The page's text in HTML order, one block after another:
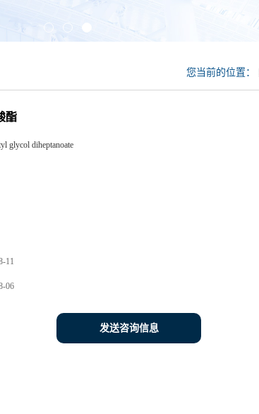
您当前的位置：
酯
glycol diheptanoate
11
06
发送咨询信息